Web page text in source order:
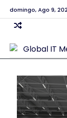
Skip
to
content
domingo, Ago 9,